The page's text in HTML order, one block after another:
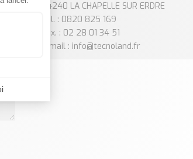
44240 LA CHAPELLE SUR ERDRE
Tél. : 0820 825 169
Fax. : 02 28 01 34 51
E-mail : info@tecnoland.fr